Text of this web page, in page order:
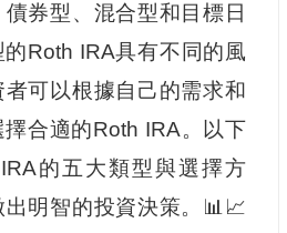
券型、混合型和目標日
Roth IRA具有不同的風
可以根據自己的需求和
合適的Roth IRA。以下
的五大類型與選擇方
明智的投資決策。📊📈